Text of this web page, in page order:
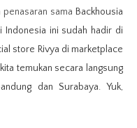
sama Backhousia
ini sudah hadir di
store Rivya di marketplace
temukan secara langsung
dan Surabaya. Yuk,